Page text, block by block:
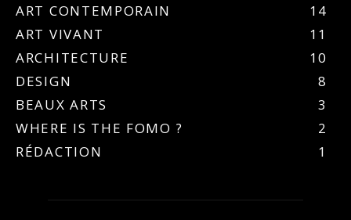
ART CONTEMPORAIN
14
ART VIVANT
11
ARCHITECTURE
10
DESIGN
8
BEAUX ARTS
3
WHERE IS THE FOMO ?
2
RÉDACTION
1